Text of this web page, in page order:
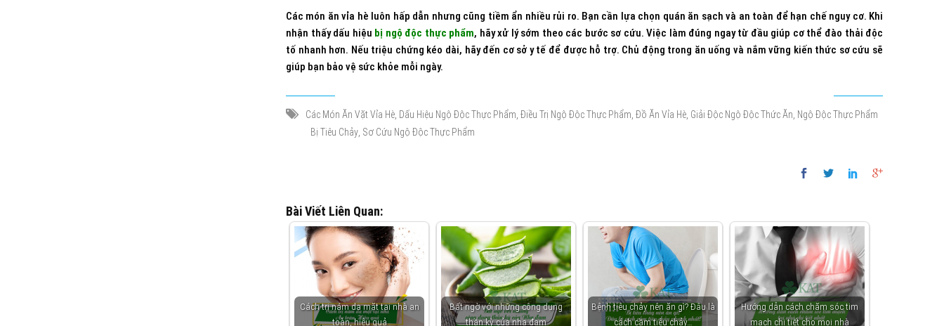
Các món ăn vỉa hè luôn hấp dẫn nhưng cũng tiềm ẩn nhiều rủi ro. Bạn cần lựa chọn quán ăn sạch và an toàn để hạn chế nguy cơ. Khi
nhận thấy dấu hiệu bị ngộ độc thực phẩm, hãy xử lý sớm theo các bước sơ cứu. Việc làm đúng ngay từ đầu giúp cơ thể đào thải độc
tố nhanh hơn. Nếu triệu chứng kéo dài, hãy đến cơ sở y tế để được hỗ trợ. Chủ động trong ăn uống và nắm vững kiến thức sơ cứu sẽ
giúp bạn bảo vệ sức khỏe mỗi ngày.
Các Món Ăn Vặt Vỉa Hè Dấu Hiệu Ngộ Độc Thực Phẩm Điều Trị Ngộ Độc Thực Phẩm Đồ Ăn Vỉa Hè Giải Độc Ngộ Độc Thức Ăn Ngộ Độc Thực Phẩm
Bị Tiêu Chảy Sơ Cứu Ngộ Độc Thực Phẩm
Bài Viết Liên Quan:
Cách trị nám da mặt tại nhà an
toàn, hiệu quả
Bất ngờ với những công dụng
thần kỳ của nha đam
Bệnh tiêu chảy nên ăn gì? Đâu là
cách cầm tiêu chảy…
Hướng dẫn cách chăm sóc tim
mạch chi tiết cho mọi nhà